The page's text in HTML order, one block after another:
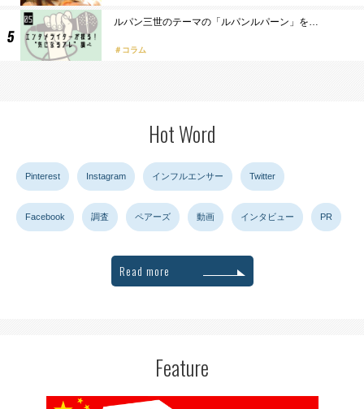
ルパン三世のテーマの「ルパンルパーン」を…
コラム
Hot Word
Pinterest Instagram インフルエンサー Twitter
Facebook 調査 ペアーズ 動画 インタビュー PR
Read more
Feature